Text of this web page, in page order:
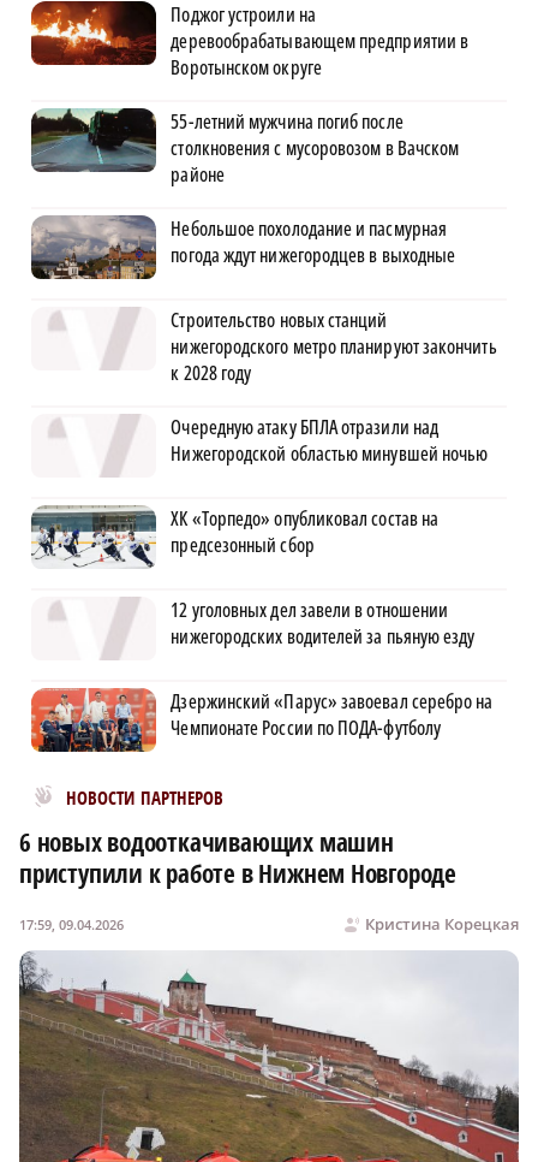
Поджог устроили на
деревообрабатывающем предприятии в
Воротынском округе
55-летний мужчина погиб после
столкновения с мусоровозом в Вачском
районе
Небольшое похолодание и пасмурная
погода ждут нижегородцев в выходные
Строительство новых станций
нижегородского метро планируют закончить
к 2028 году
Очередную атаку БПЛА отразили над
Нижегородской областью минувшей ночью
ХК «Торпедо» опубликовал состав на
предсезонный сбор
12 уголовных дел завели в отношении
нижегородских водителей за пьяную езду
Дзержинский «Парус» завоевал серебро на
Чемпионате России по ПОДА-футболу
НОВОСТИ ПАРТНЕРОВ
Новости МирТесен
6 новых водооткачивающих машин
приступили к работе в Нижнем Новгороде
Кристина Корецкая
17:59, 09.04.2026